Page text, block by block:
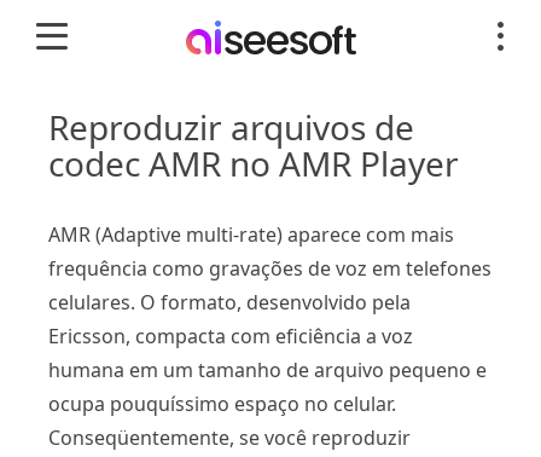
Reproduzir arquivos de
codec AMR no AMR Player
AMR (Adaptive multi-rate) aparece com mais
frequência como gravações de voz em telefones
celulares. O formato, desenvolvido pela
Ericsson, compacta com eficiência a voz
humana em um tamanho de arquivo pequeno e
ocupa pouquíssimo espaço no celular.
Conseqüentemente, se você reproduzir